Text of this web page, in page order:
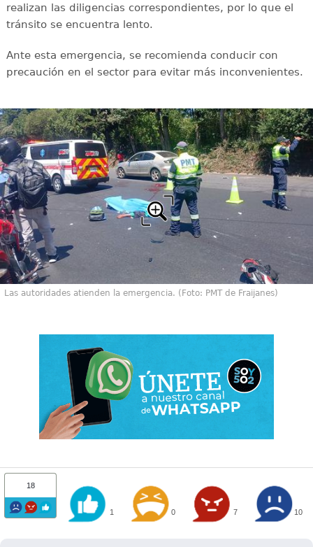
realizan las diligencias correspondientes, por lo que el
tránsito se encuentra lento.
Ante esta emergencia, se recomienda conducir con
precaución en el sector para evitar más inconvenientes.
Las autoridades atienden la emergencia. (Foto: PMT de Fraijanes)
18
1 0 7 10